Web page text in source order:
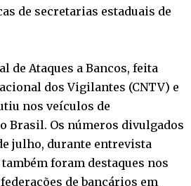
de secretarias estaduais de
de Ataques a Bancos, feita
dos Vigilantes (CNTV) e
nos veículos de
Brasil. Os números divulgados
julho, durante entrevista
foram destaques nos
de bancários em